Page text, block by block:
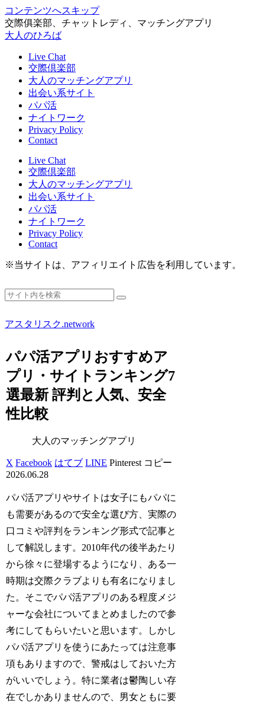
コンテンツへスキップ
交際俱楽部、チャットレディ、マッチングアプリ
大人のひろば
Live Chat
交際倶楽部
大人のマッチングアプリ
出会い系サイト
パパ活
ナイトワーク
Privacy Policy
Contact
Live Chat
交際倶楽部
大人のマッチングアプリ
出会い系サイト
パパ活
ナイトワーク
Privacy Policy
Contact
※当サイトは、アフィリエイト広告を利用しています。
アスタリスク.network
パパ活アプリおすすめア
プリ・サイトランキング7
選最新 評判と人気、安全
性比較
大人のマッチングアプリ
X Facebook はてブ LINE Pinterest コピー
2026.06.28
パパ活アプリやサイトは女子にもパパに
も需要があるので安全な選び方、実際の
口コミや評判をランキング形式で記事と
して解説します。2010年代の後半あたり
から徐々に登場するようになり、ある一
時期は交際クラブよりも有名になりまし
た。そこでパパ活アプリのある程度メジ
ャーな会社についてまとめましたので参
考にしてもらいたいと思います。しかし
パパ活アプリを使うにあたっては注意事
項もありますので、警戒はしておいた方
がいいでしょう。特に業者は鬱陶しい存
在でしかありませんので、男女ともに要